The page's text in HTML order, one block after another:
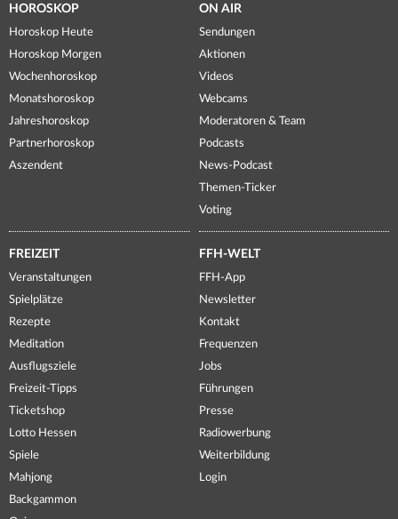
HOROSKOP
Horoskop Heute
Horoskop Morgen
Wochenhoroskop
Monatshoroskop
Jahreshoroskop
Partnerhoroskop
Aszendent
ON AIR
Sendungen
Aktionen
Videos
Webcams
Moderatoren & Team
Podcasts
News-Podcast
Themen-Ticker
Voting
FREIZEIT
Veranstaltungen
Spielplätze
Rezepte
Meditation
Ausflugsziele
Freizeit-Tipps
Ticketshop
Lotto Hessen
Spiele
Mahjong
Backgammon
FFH-WELT
FFH-App
Newsletter
Kontakt
Frequenzen
Jobs
Führungen
Presse
Radiowerbung
Weiterbildung
Login